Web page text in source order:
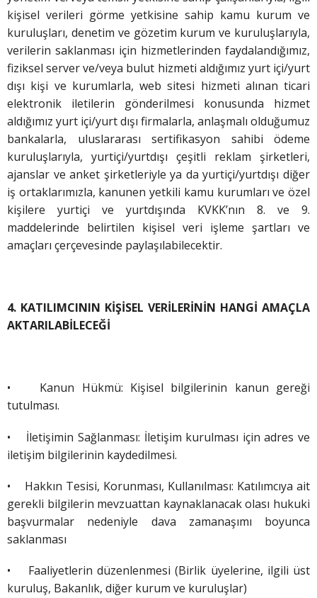
kişisel verileri görme yetkisine sahip kamu kurum ve
kuruluşları, denetim ve gözetim kurum ve kuruluşlarıyla,
verilerin saklanması için hizmetlerinden faydalandığımız,
fiziksel server ve/veya bulut hizmeti aldığımız yurt içi/yurt
dışı kişi ve kurumlarla, web sitesi hizmeti alınan ticari
elektronik iletilerin gönderilmesi konusunda hizmet
aldığımız yurt içi/yurt dışı firmalarla, anlaşmalı olduğumuz
bankalarla, uluslararası sertifikasyon sahibi ödeme
kuruluşlarıyla, yurtiçi/yurtdışı çeşitli reklam şirketleri,
ajanslar ve anket şirketleriyle ya da yurtiçi/yurtdışı diğer
iş ortaklarımızla, kanunen yetkili kamu kurumları ve özel
kişilere yurtiçi ve yurtdışında KVKK’nın 8. ve 9.
maddelerinde belirtilen kişisel veri işleme şartları ve
amaçları çerçevesinde paylaşılabilecektir.
4. KATILIMCININ KİŞİSEL VERİLERİNİN HANGİ AMAÇLA
AKTARILABİLECEĞİ
•
Kanun Hükmü: Kişisel bilgilerinin kanun gereği
tutulması.
•
İletişimin Sağlanması: İletişim kurulması için adres ve
iletişim bilgilerinin kaydedilmesi.
•
Hakkın Tesisi, Korunması, Kullanılması: Katılımcıya ait
gerekli bilgilerin mevzuattan kaynaklanacak olası hukuki
başvurmalar nedeniyle dava zamanaşımı boyunca
saklanması
• Faaliyetlerin düzenlenmesi (Birlik üyelerine, ilgili üst
kuruluş, Bakanlık, diğer kurum ve kuruluşlar)